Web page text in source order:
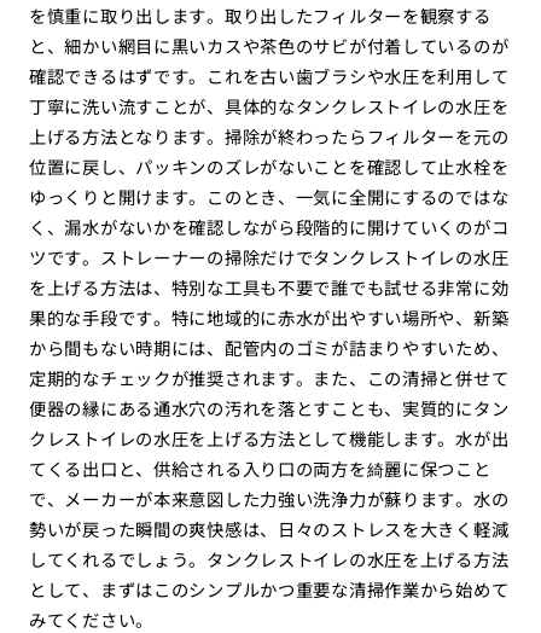
を慎重に取り出します。取り出したフィルターを観察する
と、細かい網目に黒いカスや茶色のサビが付着しているのが
確認できるはずです。これを古い歯ブラシや水圧を利用して
丁寧に洗い流すことが、具体的なタンクレストイレの水圧を
上げる方法となります。掃除が終わったらフィルターを元の
位置に戻し、パッキンのズレがないことを確認して止水栓を
ゆっくりと開けます。このとき、一気に全開にするのではな
く、漏水がないかを確認しながら段階的に開けていくのがコ
ツです。ストレーナーの掃除だけでタンクレストイレの水圧
を上げる方法は、特別な工具も不要で誰でも試せる非常に効
果的な手段です。特に地域的に赤水が出やすい場所や、新築
から間もない時期には、配管内のゴミが詰まりやすいため、
定期的なチェックが推奨されます。また、この清掃と併せて
便器の縁にある通水穴の汚れを落とすことも、実質的にタン
クレストイレの水圧を上げる方法として機能します。水が出
てくる出口と、供給される入り口の両方を綺麗に保つこと
で、メーカーが本来意図した力強い洗浄力が蘇ります。水の
勢いが戻った瞬間の爽快感は、日々のストレスを大きく軽減
してくれるでしょう。タンクレストイレの水圧を上げる方法
として、まずはこのシンプルかつ重要な清掃作業から始めて
みてください。